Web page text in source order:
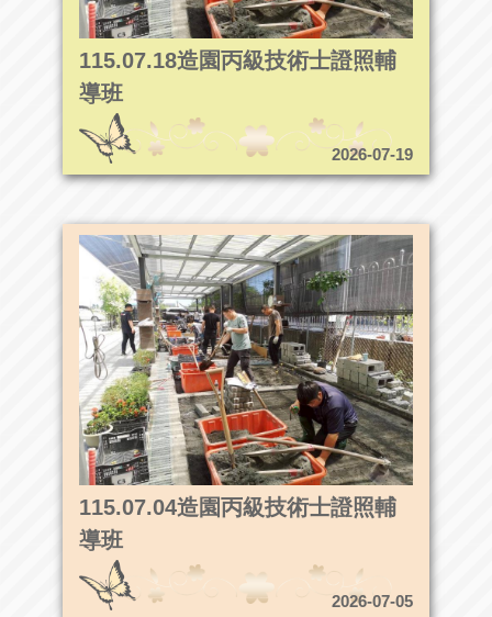
115.07.18造園丙級技術士證照輔
導班
2026-07-19
115.07.04造園丙級技術士證照輔
導班
2026-07-05